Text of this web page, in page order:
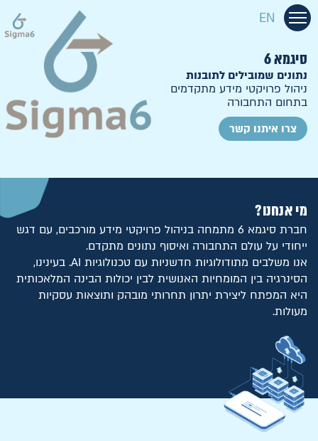
EN
סיגמא 6
נתונים שמובילים לתובנות
ניהול פרויקטי מידע מתקדמים
בתחום התחבורה
צרו איתנו קשר
מי אנחנו?
חברת סיגמא 6 מתמחה בניהול פרויקטי מידע מורכבים, עם דגש
ייחודי על עולם התחבורה ואיסוף נתונים מתקדם.
אנו משלבים מתודולוגיות חדשניות עם טכנולוגיות AI. בעינינו,
הסינרגיה בין המומחיות האנושית לבין יכולות הבינה המלאכותית
היא המפתח ליצירת יתרון תחרותי מובהק ותוצאות עסקיות
מעולות.